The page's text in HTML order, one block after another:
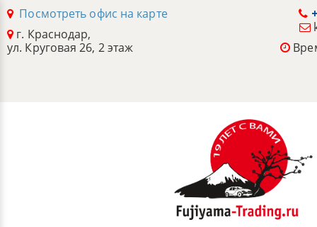
Посмотреть офис на карте
г. Краснодар,
ул. Круговая 26, 2 этаж